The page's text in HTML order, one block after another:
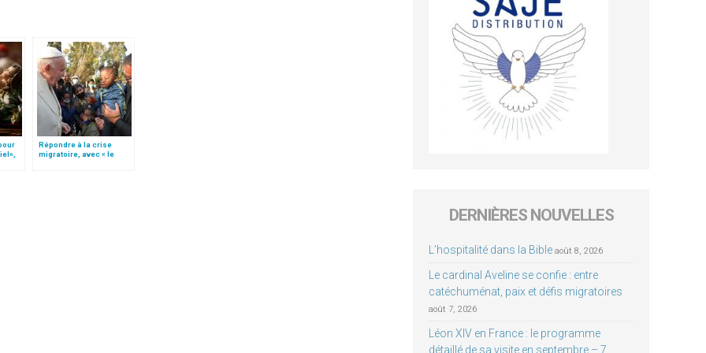
Répondre à la crise
migratoire, avec « le
DERNIÈRES NOUVELLES
L’hospitalité dans la Bible août 8, 2026
Le cardinal Aveline se confie : entre
catéchuménat, paix et défis migratoires
août 7, 2026
Léon XIV en France : le programme
détaillé de sa visite en septembre – 7